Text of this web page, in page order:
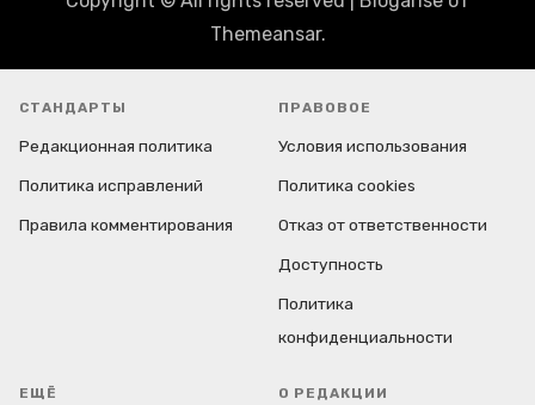
Themeansar.
СТАНДАРТЫ
Редакционная политика
Политика исправлений
Правила комментирования
ПРАВОВОЕ
Условия использования
Политика cookies
Отказ от ответственности
Доступность
Политика
конфиденциальности
ЕЩЁ О РЕДАКЦИИ